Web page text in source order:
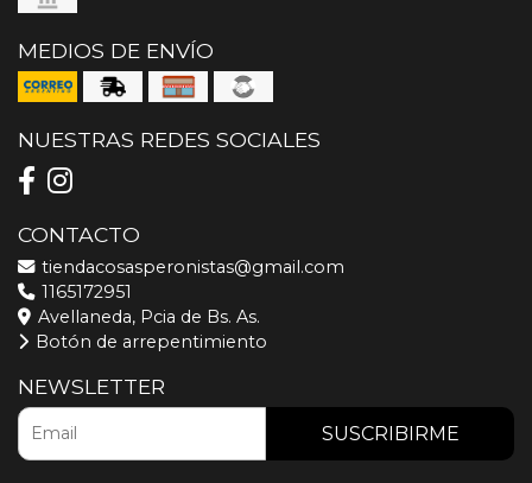
MEDIOS DE ENVÍO
NUESTRAS REDES SOCIALES
CONTACTO
tiendacosasperonistas@gmail.com
1165172951
Avellaneda, Pcia de Bs. As.
Botón de arrepentimiento
NEWSLETTER
SUSCRIBIRME